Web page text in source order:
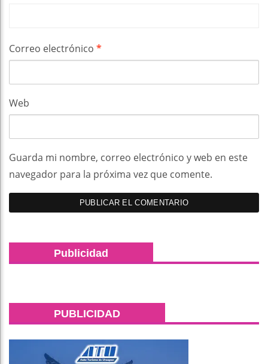
Correo electrónico *
Web
Guarda mi nombre, correo electrónico y web en este
navegador para la próxima vez que comente.
Publicidad
PUBLICIDAD